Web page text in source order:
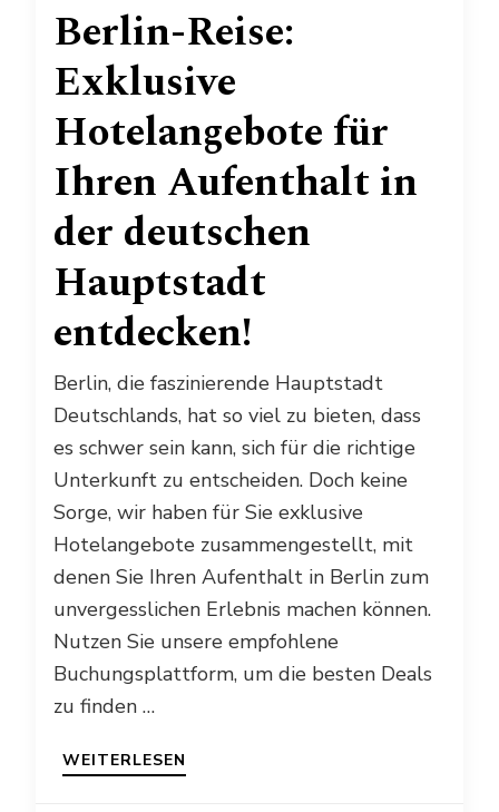
Berlin-Reise:
Exklusive
Hotelangebote für
Ihren Aufenthalt in
der deutschen
Hauptstadt
entdecken!
Berlin, die faszinierende Hauptstadt
Deutschlands, hat so viel zu bieten, dass
es schwer sein kann, sich für die richtige
Unterkunft zu entscheiden. Doch keine
Sorge, wir haben für Sie exklusive
Hotelangebote zusammengestellt, mit
denen Sie Ihren Aufenthalt in Berlin zum
unvergesslichen Erlebnis machen können.
Nutzen Sie unsere empfohlene
Buchungsplattform, um die besten Deals
zu finden …
WEITERLESEN